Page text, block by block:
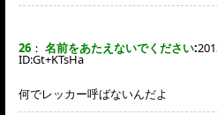
26 ： 名前をあたえないでください:
ID:Gt+KTsHa
何でレッカー呼ばないんだよ